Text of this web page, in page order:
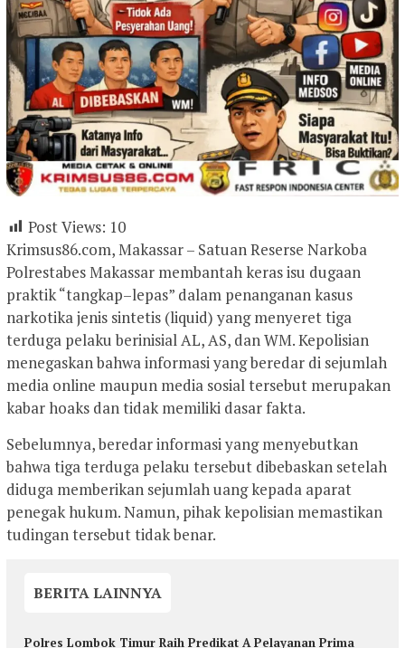
Post Views: 10
Krimsus86.com, Makassar – Satuan Reserse Narkoba
Polrestabes Makassar membantah keras isu dugaan
praktik “tangkap–lepas” dalam penanganan kasus
narkotika jenis sintetis (liquid) yang menyeret tiga
terduga pelaku berinisial AL, AS, dan WM. Kepolisian
menegaskan bahwa informasi yang beredar di sejumlah
media online maupun media sosial tersebut merupakan
kabar hoaks dan tidak memiliki dasar fakta.
Sebelumnya, beredar informasi yang menyebutkan
bahwa tiga terduga pelaku tersebut dibebaskan setelah
diduga memberikan sejumlah uang kepada aparat
penegak hukum. Namun, pihak kepolisian memastikan
tudingan tersebut tidak benar.
BERITA LAINNYA
Polres Lombok Timur Raih Predikat A Pelayanan Prima